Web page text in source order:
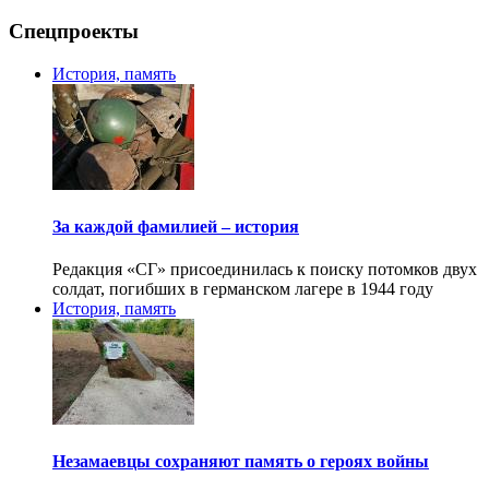
Спецпроекты
История, память
За каждой фамилией – история
Редакция «СГ» присоединилась к поиску потомков двух
солдат, погибших в германском лагере в 1944 году
История, память
Незамаевцы сохраняют память о героях войны